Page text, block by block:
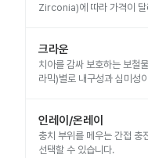
Zirconia)에 따라 가격이 달
크라운
치아를 감싸 보호하는 보
라믹)별로 내구성과 심미성
인레이/온레이
충치 부위를 메우는 간접 충
선택할 수 있습니다.